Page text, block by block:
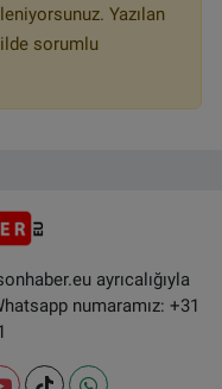
Yazılan
sorumlu
ayrıcalığıyla
numaramız: +31